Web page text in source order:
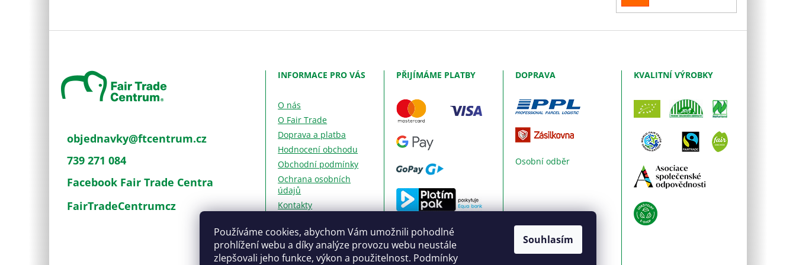
Používáme cookies, abychom Vám umožnili pohodlné
prohlížení webu a díky analýze provozu webu neustále
zlepšovali jeho funkce, výkon a použitelnost. Podmínky
Souhlasím
SE
objednavky@ftcentrum.cz
739 271 084
Facebook Fair Trade Centra
FairTradeCentrumcz
INFORMACE PRO VÁS
O nás
O Fair Trade
Doprava a platba
Hodnocení obchodu
Obchodní podmínky
Ochrana osobních
údajů
Kontakty
PŘIJÍMÁME PLATBY
Dobírka
Bankovní převod
Hotovost
DOPRAVA
Osobní odběr
KVALITNÍ VÝROBKY